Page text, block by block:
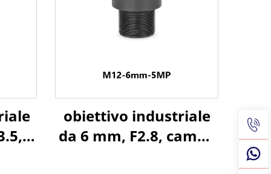
obiettivo industriale
da 6 mm, F2.8, campo